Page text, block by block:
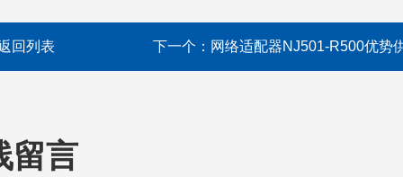
回列表 下一个： 网络适配器NJ501-R500优势
留言